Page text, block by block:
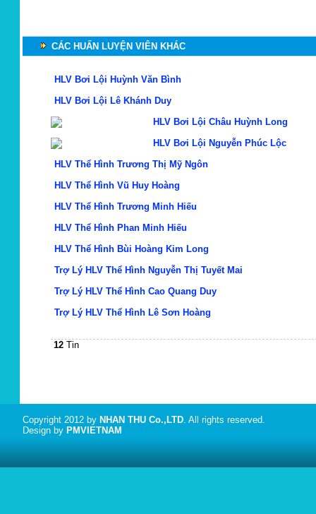
CÁC HUẤN LUYỆN VIÊN KHÁC
HLV Bơi Lội Huỳnh Văn Bình
HLV Bơi Lội Lê Khánh Duy
HLV Bơi Lội Châu Huỳnh Long
HLV Bơi Lội Nguyễn Phúc Lộc
HLV Thể Hình Trương Thị Mỹ Ngôn
HLV Thể Hình Vũ Huy Hoàng
HLV Thể Hình Trương Minh Hiếu
HLV Thể Hình Phan Minh Hiếu
HLV Thể Hình Bùi Hoàng Kim Long
Trợ Lý HLV Thể Hình Nguyễn Thị Tuyết Mai
Trợ Lý HLV Thể Hình Cao Quang Duy
Trợ Lý HLV Thể Hình Lê Sơn Hoàng
12 Tin
Copyright 2012 by NHAN THU Co.,LTD. All rights reserved.
Design by PMVIETNAM